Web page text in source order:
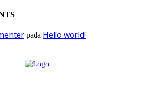
pada Hello world!